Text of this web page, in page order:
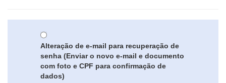
Alteração de e-mail para recuperação de
senha (Enviar o novo e-mail e documento
com foto e CPF para confirmação de
dados)